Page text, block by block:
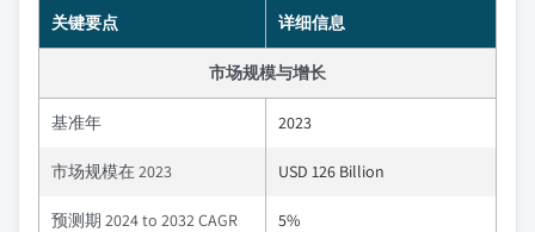
关键要点 详细信息
市场规模与增长
基准年 2023
市场规模在 2023 USD 126 Billion
预测期 2024 to 2032 CAGR 5%